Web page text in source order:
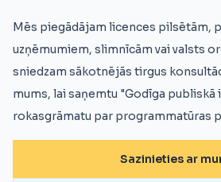
Mēs piegādājam licences pilsētām,
uzņēmumiem, slimnīcām vai valsts
sniedzam sākotnējās tirgus
mums, lai saņemtu "Godīga publiskā
rokasgrāmatu par programmatūras
Sazinieties ar